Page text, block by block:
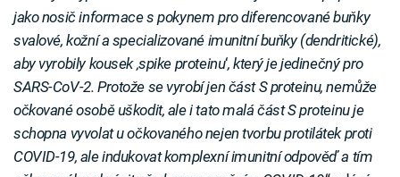
jako nosič informace s pokynem pro diferencované buňky
svalové, kožní a specializované imunitní buňky (dendritické),
aby vyrobily kousek ‚spike proteinu‘, který je jedinečný pro
SARS-CoV-2. Protože se vyrobí jen část S proteinu, nemůže
očkované osobě uškodit, ale i tato malá část S proteinu je
schopna vyvolat u očkovaného nejen tvorbu protilátek proti
COVID-19, ale indukovat komplexní imunitní odpověď a tím